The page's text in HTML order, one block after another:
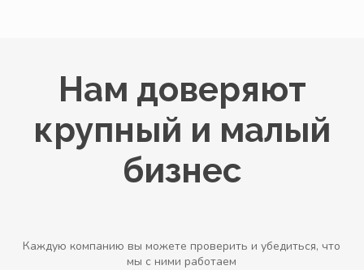
Нам доверяют
крупный и малый
бизнес
Каждую компанию вы можете проверить и убедиться, что
мы с ними работаем